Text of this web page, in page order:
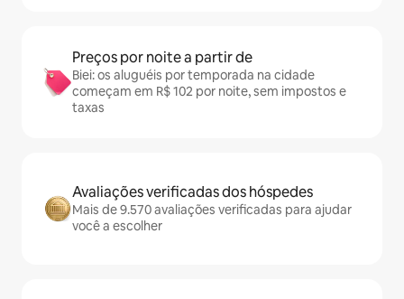
Preços por noite a partir de
Biei: os aluguéis por temporada na cidade
começam em R$ 102 por noite, sem impostos e
taxas
Avaliações verificadas dos hóspedes
Mais de 9.570 avaliações verificadas para ajudar
você a escolher